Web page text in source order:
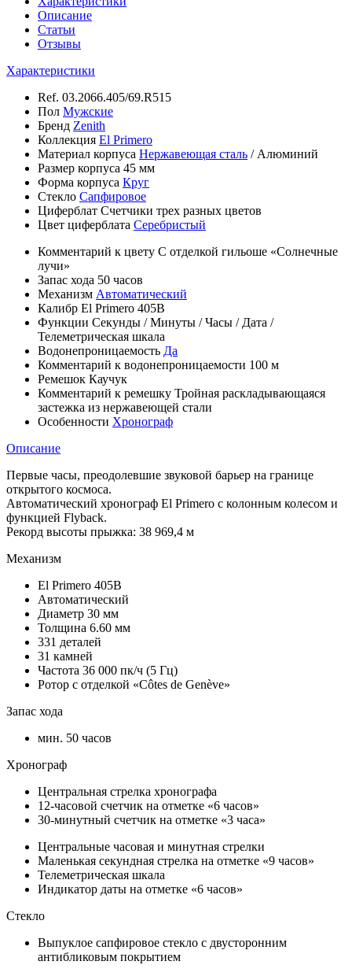
Описание
Статьи
Отзывы
Характеристики
Ref. 03.2066.405/69.R515
Пол Мужские
Бренд Zenith
Коллекция El Primero
Материал корпуса Нержавеющая сталь / Алюминий
Размер корпуса 45 мм
Форма корпуса Круг
Стекло Сапфировое
Циферблат Счетчики трех разных цветов
Цвет циферблата Серебристый
Комментарий к цвету С отделкой гильоше «Солнечные
лучи»
Запас хода 50 часов
Механизм Автоматический
Калибр El Primero 405B
Функции Секунды /Минуты /Часы / Дата /
Телеметрическая шкала
Водонепроницаемость Да
Комментарий к водонепроницаемости 100 м
Ремешок Каучук
Комментарий к ремешку Тройная раскладывающаяся
застежка из нержавеющей стали
Особенности Хронограф
Описание
Первые часы, преодолевшие звуковой барьер на границе
открытого космоса.
Автоматический хронограф El Primero с колонным колесом и
функцией Flyback.
Рекорд высоты прыжка: 38 969,4 м
Механизм
El Primero 405B
Автоматический
Диаметр 30 мм
Толщина 6.60 мм
331 деталей
31 камней
Частота 36 000 пк/ч (5 Гц)
Ротор с отделкой «Côtes de Genève»
Запас хода
мин. 50 часов
Хронограф
Центральная стрелка хронографа
12-часовой счетчик на отметке «6 часов»
30-минутный счетчик на отметке «3 часа»
Центральные часовая и минутная стрелки
Маленькая секундная стрелка на отметке «9 часов»
Телеметрическая шкала
Индикатор даты на отметке «6 часов»
Стекло
Выпуклое сапфировое стекло с двусторонним
антибликовым покрытием